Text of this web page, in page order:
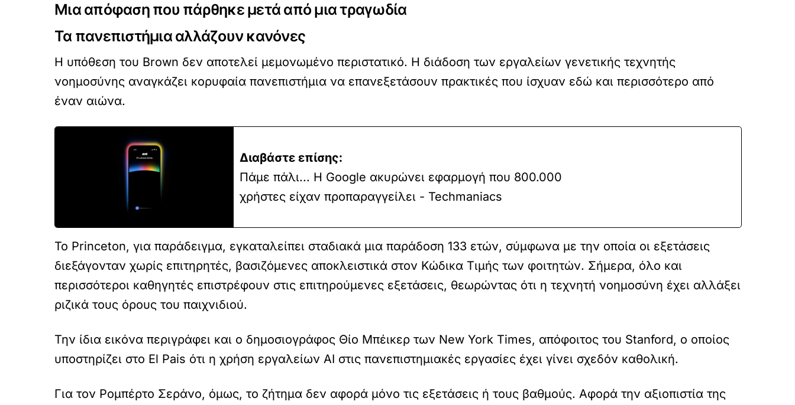
Μια απόφαση που πάρθηκε μετά από μια τραγωδία
Τα πανεπιστήμια αλλάζουν κανόνες
Η υπόθεση του Brown δεν αποτελεί μεμονωμένο περιστατικό. Η διάδοση των εργαλείων γενετικής τεχνητής
νοημοσύνης αναγκάζει κορυφαία πανεπιστήμια να επανεξετάσουν πρακτικές που ίσχυαν εδώ και περισσότερο από
έναν αιώνα.
Διαβάστε επίσης:
Πάμε πάλι... Η Google ακυρώνει εφαρμογή που 800.000
χρήστες είχαν προπαραγγείλει - Techmaniacs
Το Princeton, για παράδειγμα, εγκαταλείπει σταδιακά μια παράδοση 133 ετών, σύμφωνα με την οποία οι εξετάσεις
διεξάγονταν χωρίς επιτηρητές, βασιζόμενες αποκλειστικά στον Κώδικα Τιμής των φοιτητών. Σήμερα, όλο και
περισσότεροι καθηγητές επιστρέφουν στις επιτηρούμενες εξετάσεις, θεωρώντας ότι η τεχνητή νοημοσύνη έχει αλλάξει
ριζικά τους όρους του παιχνιδιού.
Την ίδια εικόνα περιγράφει και ο δημοσιογράφος Θίο Μπέικερ των New York Times, απόφοιτος του Stanford, ο οποίος
υποστηρίζει στο El Pais ότι η χρήση εργαλείων AI στις πανεπιστημιακές εργασίες έχει γίνει σχεδόν καθολική.
Για τον Ρομπέρτο Σεράνο, όμως, το ζήτημα δεν αφορά μόνο τις εξετάσεις ή τους βαθμούς. Αφορά την αξιοπιστία της